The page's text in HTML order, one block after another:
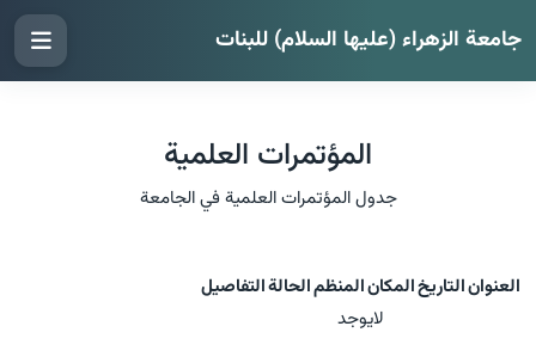
جامعة الزهراء (عليها السلام) للبنات
المؤتمرات العلمية
جدول المؤتمرات العلمية في الجامعة
العنوانالتاريخالمكانالمنظمالحالةالتفاصيل
لايوجد